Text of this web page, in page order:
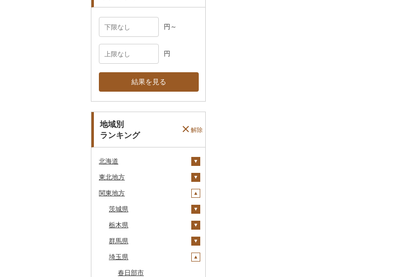
円～
円
結果を見る
地域別
ランキング
解除
北海道
安平町
八雲町
鹿部町
江差町
白老町
せたな町
旭川市
東北地方
青森県
十和田市
大鰐町
南部町
五戸町
藤崎町
岩手県
宮古市
軽米町
岩手町
矢巾町
宮城県
柴田町
色麻町
丸森町
秋田県
大潟村
横手市
山形県
村山市
福島県
関東地方
茨城県
土浦市
取手市
つくば市
稲敷市
栃木県
那須塩原市
市貝町
塩谷町
群馬県
榛東村
下仁田町
埼玉県
春日部市